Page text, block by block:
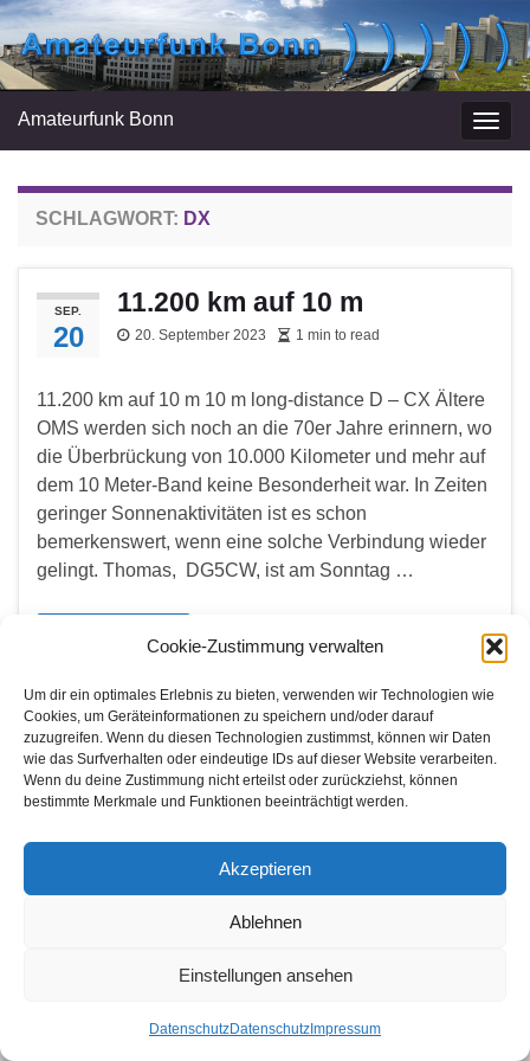
Cookie-Zustimmung verwalten
Um dir ein optimales Erlebnis zu bieten, verwenden wir Technologien wie
Cookies, um Geräteinformationen zu speichern und/oder darauf
zuzugreifen. Wenn du diesen Technologien zustimmst, können wir Daten
wie das Surfverhalten oder eindeutige IDs auf dieser Website verarbeiten.
Wenn du deine Zustimmung nicht erteilst oder zurückziehst, können
bestimmte Merkmale und Funktionen beeinträchtigt werden.
Akzeptieren
Ablehnen
Einstellungen ansehen
DatenschutzDatenschutz Impressum
Amateurfunk Bonn
SCHLAGWORT: DX
SEP.
20
11.200 km auf 10 m
20. September 2023 1 min to read
11.200 km auf 10 m 10 m long-distance D – CX Ältere
OMS werden sich noch an die 70er Jahre erinnern, wo
die Überbrückung von 10.000 Kilometer und mehr auf
dem 10 Meter-Band keine Besonderheit war. In Zeiten
geringer Sonnenaktivitäten ist es schon
bemerkenswert, wenn eine solche Verbindung wieder
gelingt. Thomas, DG5CW, ist am Sonntag …
Weiterlesen
WER SUCHET DER FINDET
Search for:
Graphene Themes .